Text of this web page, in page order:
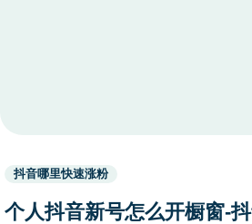
Used
before
names.
抖音哪里快速涨粉
个人抖音新号怎么开橱窗-